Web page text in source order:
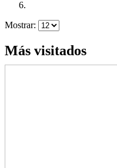
Mostrar:
Más visitados